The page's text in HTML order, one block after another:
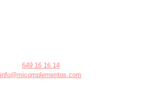
649 16 16 14
info@micomplementos.com